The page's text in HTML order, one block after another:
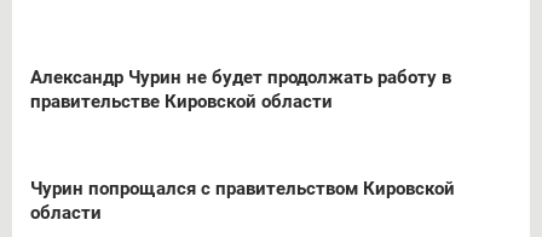
Александр Чурин не будет продолжать работу в
правительстве Кировской области
Чурин попрощался с правительством Кировской
области